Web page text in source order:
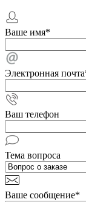
Ваше имя*
Электронная почта
Ваш телефон
Тема вопроса
Ваше сообщение*